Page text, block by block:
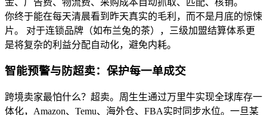
你终于能在每天清晨看到昨天真实的毛利，而不是月底的惊悚
片。 对于连锁品牌（如布兰兔的茶），三级加盟结算体系更
是将复杂的利益分配自动化，避免内耗。
智能预警与防超卖：保护每一单成交
跨境卖家最怕什么？超卖。周生生通过万里牛实现全球库存一
体化，Amazon、Temu、海外仓、FBA实时同步水位。一旦某